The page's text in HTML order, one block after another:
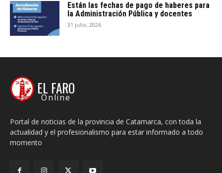
Están las fechas de pago de haberes para
la Administración Pública y docentes
31 julio, 2026
EL FARO
Online
Portal de noticias de la provincia de Catamarca, con toda la
actualidad y el profesionalismo para estar informado a todo
momento